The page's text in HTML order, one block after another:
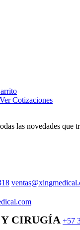
Ver Cotizaciones
las novedades que
CIRUGÍA +57